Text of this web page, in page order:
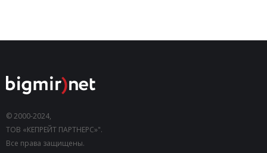
© 2000-2024,
ТОВ «КЕПРЕЙТ ПАРТНЕРС»".
Все права защищены.